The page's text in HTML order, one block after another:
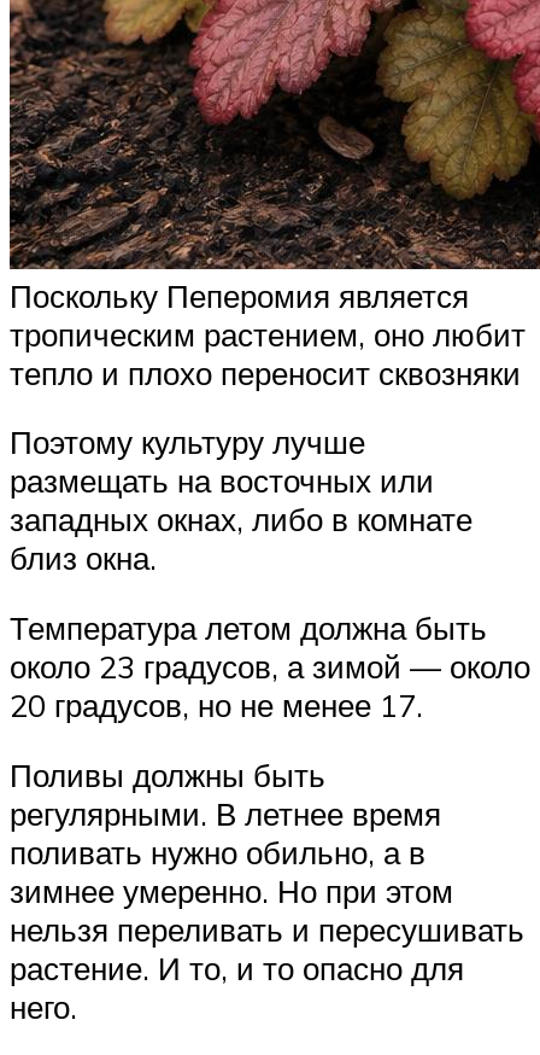
Поскольку Пеперомия является
тропическим растением, оно любит
тепло и плохо переносит сквозняки
Поэтому культуру лучше
размещать на восточных или
западных окнах, либо в комнате
близ окна.
Температура летом должна быть
около 23 градусов, а зимой — около
20 градусов, но не менее 17.
Поливы должны быть
регулярными. В летнее время
поливать нужно обильно, а в
зимнее умеренно. Но при этом
нельзя переливать и пересушивать
растение. И то, и то опасно для
него.